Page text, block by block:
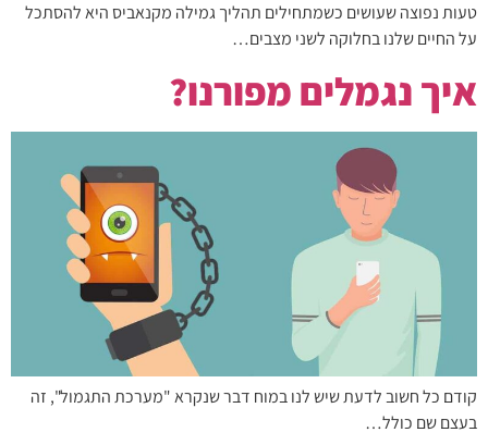
טעות נפוצה שעושים כשמתחילים תהליך גמילה מקנאביס היא להסתכל
על החיים שלנו בחלוקה לשני מצבים…
איך נגמלים מפורנו?
קודם כל חשוב לדעת שיש לנו במוח דבר שנקרא "מערכת התגמול", זה
בעצם שם כולל…